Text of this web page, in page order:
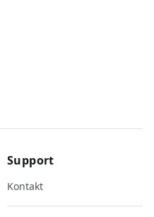
Support
Kontakt